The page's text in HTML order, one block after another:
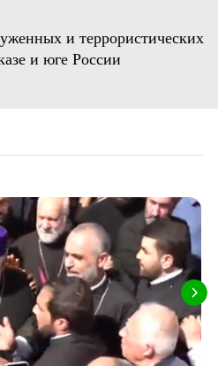
и террористических
и юге России